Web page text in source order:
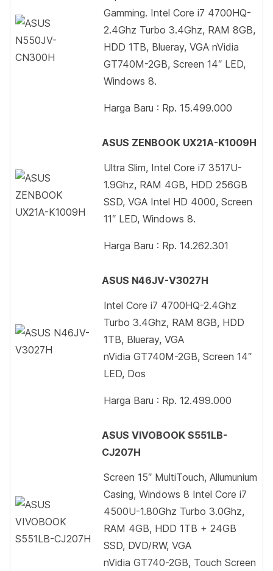
Gamming. Intel Core i7 4700HQ-
2.4Ghz Turbo 3.4Ghz, RAM 8GB,
HDD 1TB, Blueray, VGA nVidia
GT740M-2GB, Screen 14″ LED,
Windows 8.
Harga Baru : Rp. 15.499.000
ASUS ZENBOOK UX21A-K1009H
Ultra Slim, Intel Core i7 3517U-
1.9Ghz, RAM 4GB, HDD 256GB
SSD, VGA Intel HD 4000, Screen
11″ LED, Windows 8.
Harga Baru : Rp. 14.262.301
ASUS N46JV-V3027H
Intel Core i7 4700HQ-2.4Ghz
Turbo 3.4Ghz, RAM 8GB, HDD
1TB, Blueray, VGA
nVidia GT740M-2GB, Screen 14″
LED, Dos
Harga Baru : Rp. 12.499.000
ASUS VIVOBOOK S551LB-
CJ207H
Screen 15″ MultiTouch, Allumunium
Casing, Windows 8 Intel Core i7
4500U-1.80Ghz Turbo 3.0Ghz,
RAM 4GB, HDD 1TB + 24GB
SSD, DVD/RW, VGA
nVidia GT740-2GB, Touch Screen